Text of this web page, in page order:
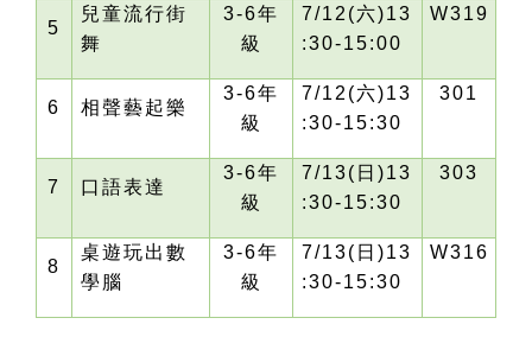
5
兒童流行街
舞
3-6年
級
7/12(六)13
:30-15:00
W319
6 相聲藝起樂
3-6年
級
7/12(六)13
:30-15:30
301
7 口語表達
3-6年
級
7/13( 日)13
:30-15:30
303
8
桌遊玩出數
學腦
3-6年
級
7/13( 日)13
:30-15:30
W316